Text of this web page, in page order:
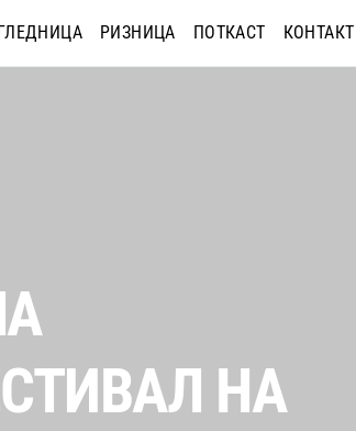
РИЗНИЦА ПОТКАСТ КОНТАКТ
НА